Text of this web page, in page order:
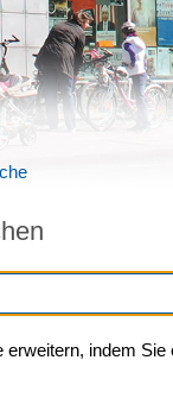
erweitern, indem